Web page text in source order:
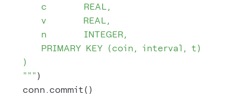
        c        REAL,
        v        REAL,
        n        INTEGER,
        PRIMARY KEY (coin, interval, t)
    )
    """
)
    conn.commit()